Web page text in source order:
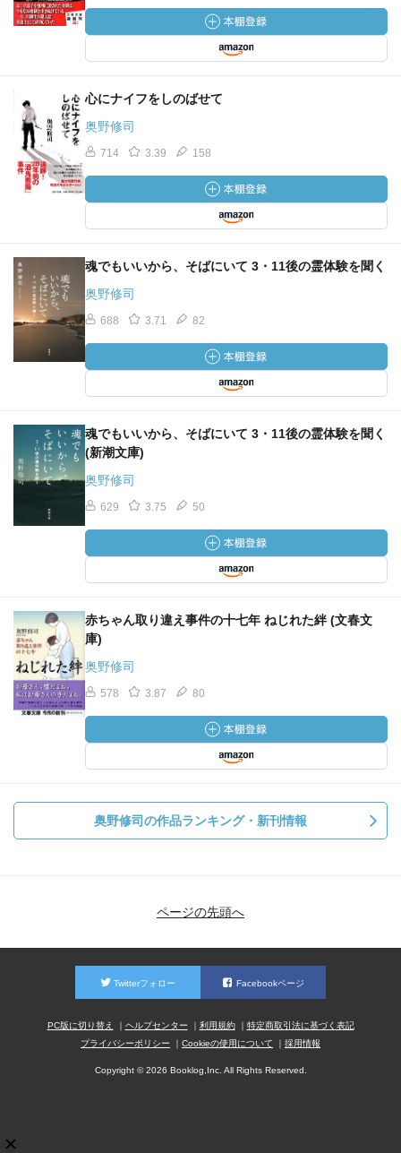
心にナイフをしのばせて
奥野修司
714 3.39 158
魂でもいいから、そばにいて 3・11後の霊体験を聞く
奥野修司
688 3.71 82
魂でもいいから、そばにいて 3・11後の霊体験を聞く
(新潮文庫)
奥野修司
629 3.75 50
赤ちゃん取り違え事件の十七年 ねじれた絆 (文春文
庫)
奥野修司
578 3.87 80
奥野修司の作品ランキング・新刊情報
ページの先頭へ
Twitterフォロー Facebookページ
PC版に切り替え ヘルプセンター 利用規約
特定商取引法に基づく表記
プライバシーポリシー
Cookieの使用について 採用情報
Copyright © 2026 Booklog,Inc. All Rights Reserved.